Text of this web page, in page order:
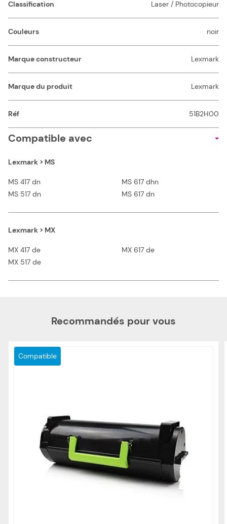
Classification Laser / Photocopieur
Couleurs noir
Marque constructeur Lexmark
Marque du produit Lexmark
Réf 51B2H00
Compatible avec
Lexmark > MS
MS 417 dn
MS 517 dn
MS 617 dhn
MS 617 dn
Lexmark > MX
MX 417 de
MX 517 de
MX 617 de
Recommandés pour vous
Compatible